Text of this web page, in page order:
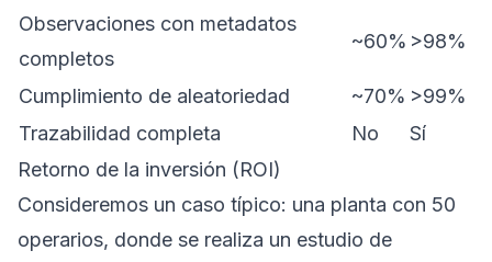
Observaciones con metadatos
completos
~60% >98%
Cumplimiento de aleatoriedad ~70% >99%
Trazabilidad completa
No
Sí
Retorno de la inversión (ROI)
Consideremos un caso típico: una planta con 50
operarios, donde se realiza un estudio de